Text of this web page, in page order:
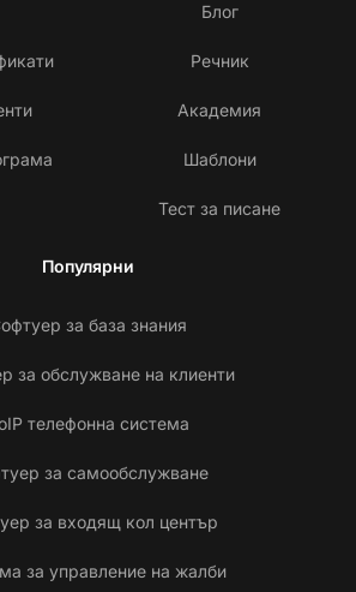
Блог
Речник
Академия
Шаблони
Тест за писане
Популярни
за база знания
за обслужване на клиенти
телефонна система
за самообслужване
за входящ кол център
за управление на жалби